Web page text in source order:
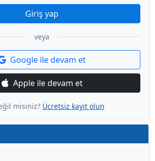
Giriş yap
veya
Google ile devam et
Apple ile devam et
misiniz? Ücretsiz kayıt olun